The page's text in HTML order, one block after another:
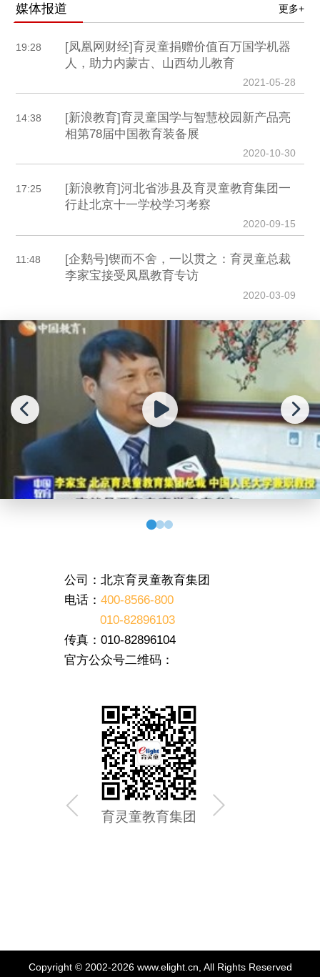
媒体报道 更多+
19:28
[凤凰网财经]育灵童捐赠价值百万国学机器
人，助力内蒙古、山西幼儿教育
2021-05-28
14:38
[新浪教育]育灵童国学与智慧校园新产品亮
相第78届中国教育装备展
2020-10-30
17:25
[新浪教育]河北省涉县及育灵童教育集团一
行赴北京十一学校学习考察
2020-09-15
11:48
[企鹅号]锲而不舍，一以贯之：育灵童总裁
李家宝接受凤凰教育专访
2020-03-09
公司：北京育灵童教育集团
电话： 400-8566-800
010-82896103
传真：010-82896104
官方公众号二维码：
育灵童教育集团
Copyright © 2002-2026 www.elight.cn, All Rights Reserved